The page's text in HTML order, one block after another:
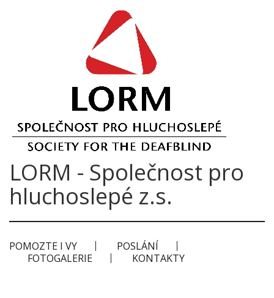
LORM - Společnost pro
hluchoslepé z.s.
POMOZTE I VY
POSLÁNÍ
FOTOGALERIE
KONTAKTY